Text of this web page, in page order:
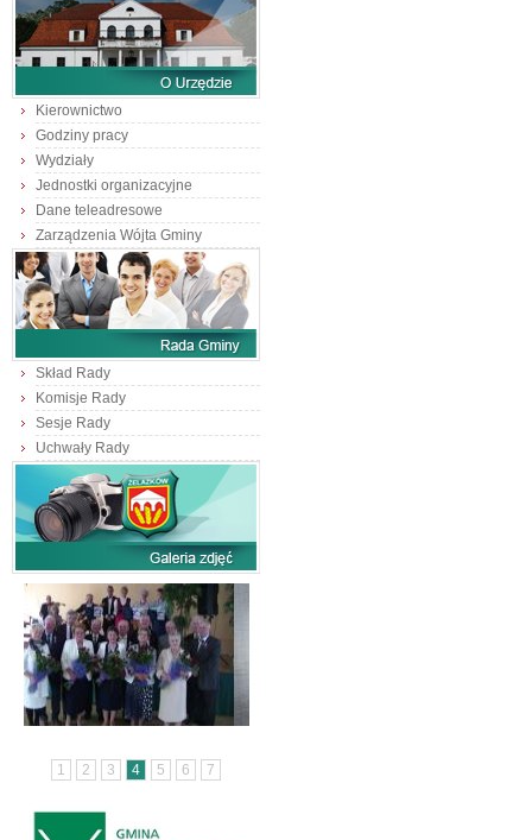
Kierownictwo
Godziny pracy
Wydziały
Jednostki organizacyjne
Dane teleadresowe
Zarządzenia Wójta Gminy
Skład Rady
Komisje Rady
Sesje Rady
Uchwały Rady
1 2 3 4 5 6 7